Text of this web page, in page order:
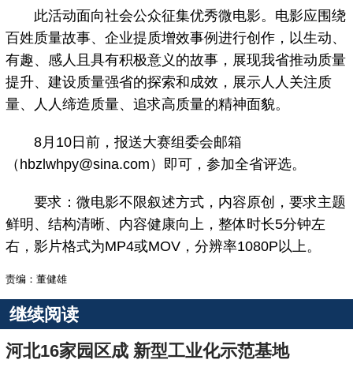
此活动面向社会公众征集优秀微电影。电影应围绕
百姓质量故事、企业提质增效事例进行创作，以生动、
有趣、感人且具有积极意义的故事，展现我省推动质量
提升、建设质量强省的探索和成效，展示人人关注质
量、人人缔造质量、追求高质量的精神面貌。
8月10日前，报送大赛组委会邮箱
（hbzlwhpy@sina.com）即可，参加全省评选。
要求：微电影不限叙述方式，内容原创，要求主题
鲜明、结构清晰、内容健康向上，整体时长5分钟左
右，影片格式为MP4或MOV，分辨率1080P以上。
责编：董健雄
继续阅读
河北16家园区成 新型工业化示范基地